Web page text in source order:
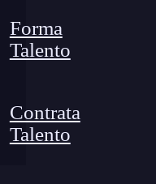
Forma
Talento
Contrata
Talento